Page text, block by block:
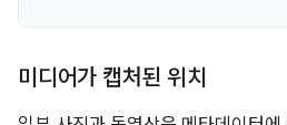
미디어가 캡처된 위치